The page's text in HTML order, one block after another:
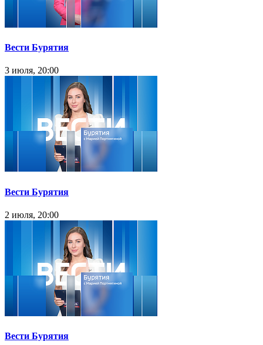
Вести Бурятия
3 июля, 20:00
Вести Бурятия
2 июля, 20:00
Вести Бурятия